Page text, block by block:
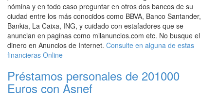
nómina y en todo caso preguntar en otros dos bancos de su
ciudad entre los más conocidos como BBVA, Banco Santander,
Bankia, La Caixa, ING, y cuidado con estafadores que se
anuncian en paginas como milanuncios.com etc. No busque el
dinero en Anuncios de Internet. Consulte en alguna de estas
financieras Online
Préstamos personales de 201000
Euros con Asnef